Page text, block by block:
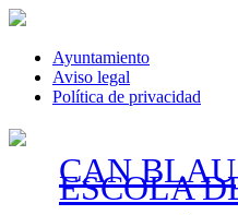
Ayuntamiento
Aviso legal
Política de privacidad
CAN BLAU
ESCOLA